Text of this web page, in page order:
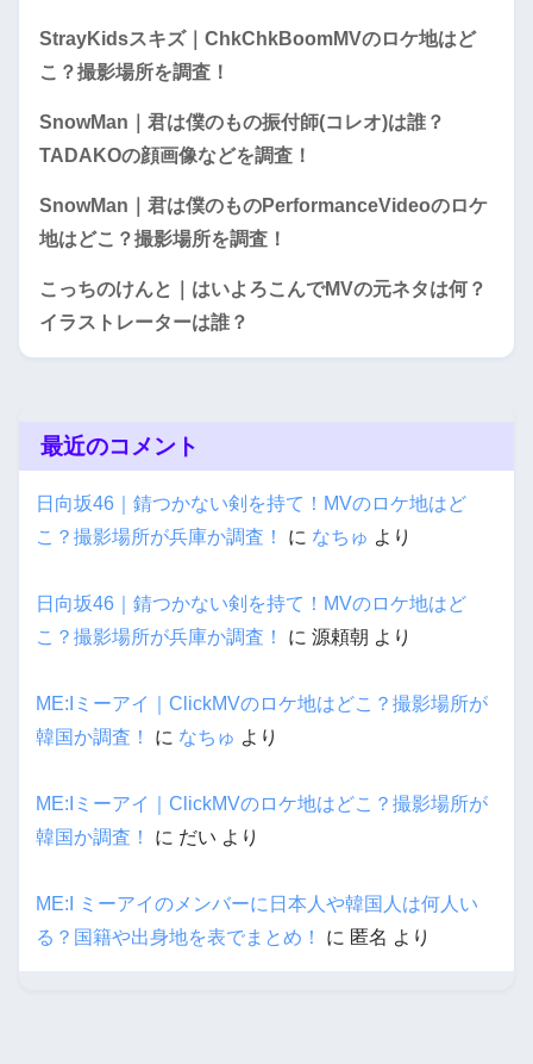
StrayKidsスキズ｜ChkChkBoomMVのロケ地はど
こ？撮影場所を調査！
SnowMan｜君は僕のもの振付師(コレオ)は誰？
TADAKOの顔画像などを調査！
SnowMan｜君は僕のものPerformanceVideoのロケ
地はどこ？撮影場所を調査！
こっちのけんと｜はいよろこんでMVの元ネタは何？
イラストレーターは誰？
最近のコメント
日向坂46｜錆つかない剣を持て！MVのロケ地はど
こ？撮影場所が兵庫か調査！
に なちゅ より
日向坂46｜錆つかない剣を持て！MVのロケ地はど
こ？撮影場所が兵庫か調査！
に 源頼朝 より
ME:Iミーアイ｜ClickMVのロケ地はどこ？撮影場所が
韓国か調査！
に なちゅ より
ME:Iミーアイ｜ClickMVのロケ地はどこ？撮影場所が
韓国か調査！
に だい より
ME:I ミーアイのメンバーに日本人や韓国人は何人い
る？国籍や出身地を表でまとめ！
に 匿名 より